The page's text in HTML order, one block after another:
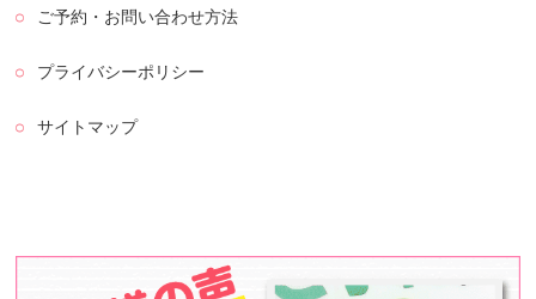
ご予約・お問い合わせ方法
プライバシーポリシー
サイトマップ